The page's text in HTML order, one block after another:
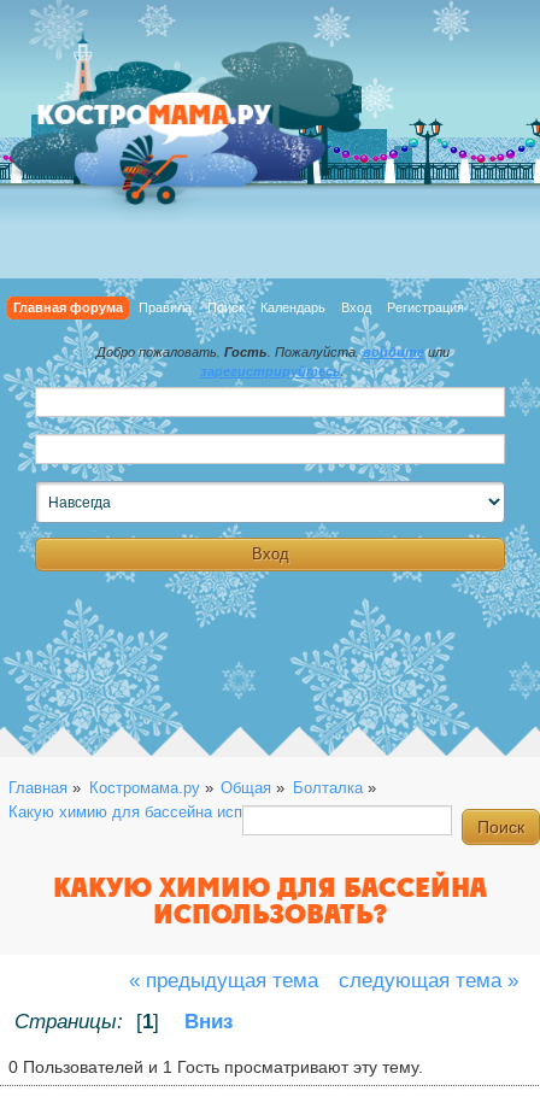
Главная форума Правила Поиск Календарь Вход Регистрация
Добро пожаловать, Гость . Пожалуйста,войдитеили
зарегистрируйтесь.
Главная » Костромама.ру» Общая » Болталка»
Какую химию для бассейна использовать?
КАКУЮ ХИМИЮ ДЛЯ БАССЕЙНА
ИСПОЛЬЗОВАТЬ?
« предыдущая тема
следующая тема »
Страницы:
[1] Вниз
0 Пользователей и 1 Гость просматривают эту тему.